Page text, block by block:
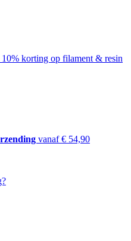
​​10% korting op filament & resin
vanaf € 54,90